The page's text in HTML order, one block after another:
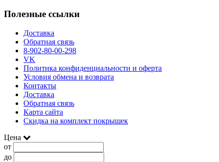
Полезные ссылки
Доставка
Обратная связь
8-902-80-00-298
VK
Политика конфиденциальности и оферта
Условия обмена и возврата
Контакты
Доставка
Обратная связь
Карта сайта
Скидка на комплект покрышек
Цена
от
до